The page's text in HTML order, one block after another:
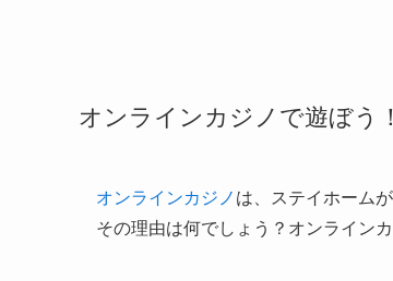
オンラインカジノで遊ぼう
オンラインカジノ は、ステイホーム
その理由は何でしょう？オンライン